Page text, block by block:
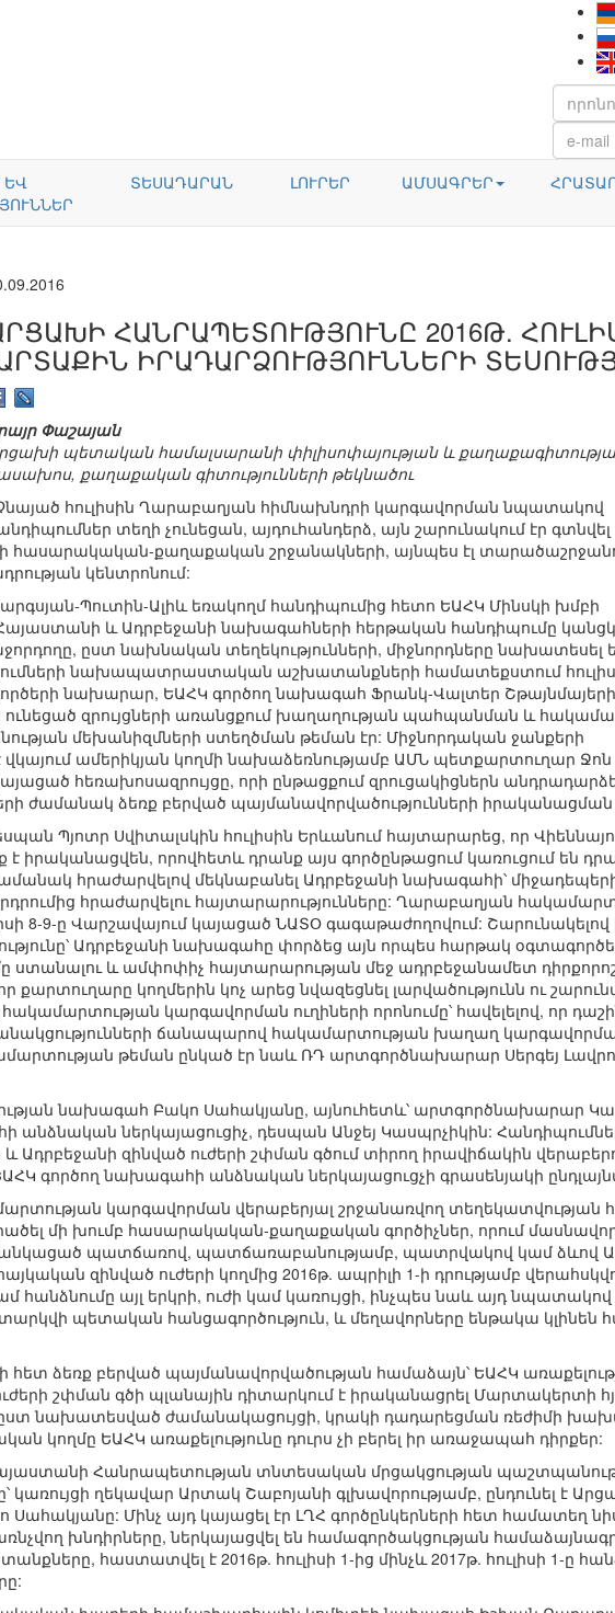
ԵՎ
ՏԵՍԱԴԱՐԱՆ ԼՈՒՐԵՐ ԱՄՍԱԳՐԵՐ
ՀԱՆՐԱՊԵՏՈՒԹՅՈՒՆԸ 2016Թ.
ԻՐԱԴԱՐՁՈՒԹՅՈՒՆՆԵՐԻ
Փաշայան
պետական համալսարանի փիլիսոփայության և
քաղաքական գիտությունների թեկնածու
հուլիսին Ղարաբաղյան հիմնախնդրի կարգավորման նպատակով
տեղի չունեցան, այդուհանդերձ, այն շարունակում էր գտնվել
քաղաքական շրջանակների, այնպես էլ
կենտրոնում:
Պուտին-Ալիև եռակողմ հանդիպումից հետո ԵԱՀԿ Մինսկի խմբի
և Ադրբեջանի նախագահների հերթական հանդիպումը
ըստ նախնական տեղեկությունների, միջնորդները նախատեսել
նախապատրաստական աշխատանքների համատեքստում
նախարար, ԵԱՀԿ գործող նախագահ Ֆրանկ-Վալտեր
զրույցների առանցքում խաղաղության պահպանման և
մեխանիզմների ստեղծման թեման էր: Միջնորդական ջանքերի
ամերիկյան կողմի նախաձեռնությամբ ԱՄՆ պետքարտուղար Ջոն
հեռախոսազրույցը, որի ընթացքում զրուցակիցներն
ժամանակ ձեռք բերված պայմանավորվածությունների
Պյոտր Սվիտալսկին հուլիսին Երևանում հայտարարեց, որ
իրականացվեն, որովհետև դրանք այս գործընթացում կառուցում են
հրաժարվելով մեկնաբանել Ադրբեջանի նախագահի՝
հրաժարվելու հայտարարությունները: Ղարաբաղյան
8-9-ը Վարշավայում կայացած ՆԱՏՕ գագաթաժողովում: Շարունակելով
Ադրբեջանի նախագահը փորձեց այն որպես հարթակ
ստանալու և ամփոփիչ հայտարարության մեջ ադրբեջանամետ
կողմերին կոչ արեց նվազեցնել լարվածությունն ու
կարգավորման ուղիների որոնումը՝ հավելելով, որ
ճանապարով հակամարտության խաղաղ
թեման ընկած էր նաև ՌԴ արտգործնախարար Սերգեյ
նախագահ Բակո Սահակյանը, այնուհետև՝ արտգործնախարար
անձնական ներկայացուցիչ, դեսպան Անջեյ Կասպրչիկին:
Ադրբեջանի զինված ուժերի շփման գծում տիրող իրավիճակին
գործող նախագահի անձնական ներկայացուցչի գրասենյակի
կարգավորման վերաբերյալ շրջանառվող տեղեկատվության
մի խումբ հասարակական-քաղաքական գործիչներ, որում
պատճառով, պատճառաբանությամբ, պատրվակով կամ ձևով
զինված ուժերի կողմից 2016թ. ապրիլի 1-ի դրությամբ
հանձնումը այլ երկրի, ուժի կամ կառույցի, ինչպես նաև այդ
պետական հանցագործություն, և մեղավորները ենթակա կլինեն
հետ ձեռք բերված պայմանավորվածության համաձայն՝ ԵԱՀԿ
շփման գծի պլանային դիտարկում է իրականացրել Մարտակերտի
ըստ նախատեսված ժամանակացույցի, կրակի դադարեցման ռեժիմի
կողմը ԵԱՀԿ առաքելությունը դուրս չի բերել իր առաջապահ դիրքեր:
Հայաստանի Հանրապետության տնտեսական մրցակցության
ղեկավար Արտակ Շաբոյանի գլխավորությամբ, ընդունել է
Մինչ այդ կայացել էր ԼՂՀ գործընկերների հետ համատեղ
խնդիրները, ներկայացվել են համագործակցության
հաստատվել է 2016թ. հուլիսի 1-ից մինչև 2017թ. հուլիսի 1-ը